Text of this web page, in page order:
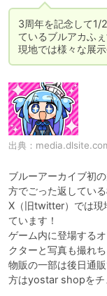
3周年を記念して1/
ているブルアカふぇ
出典：
ブルーアーカイブ初
方でごった返している
X（旧twitter）では現
ています！
ゲーム内に登場する
クターと写真も撮れち
物販の一部は後日通
方はyostar shopをチ